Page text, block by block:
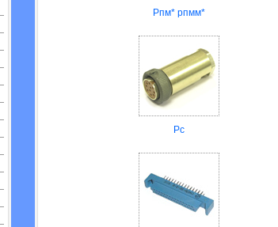
Рпм* рпмм*
Рс